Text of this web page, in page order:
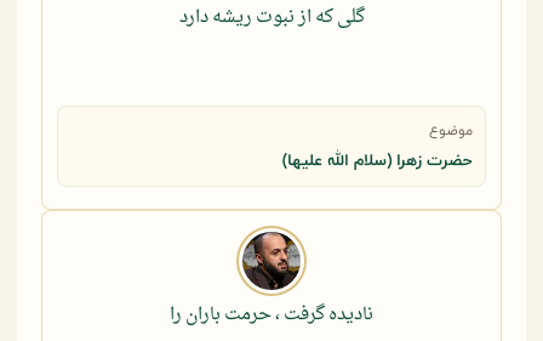
گلی که از نبوت ریشه دارد
موضوع
حضرت زهرا (سلام الله علیها)
نادیده گرفت ، حرمت باران را